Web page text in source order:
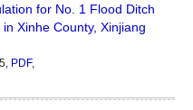
for No. 1 Flood Ditch
Xinhe County, Xinjiang
PDF,